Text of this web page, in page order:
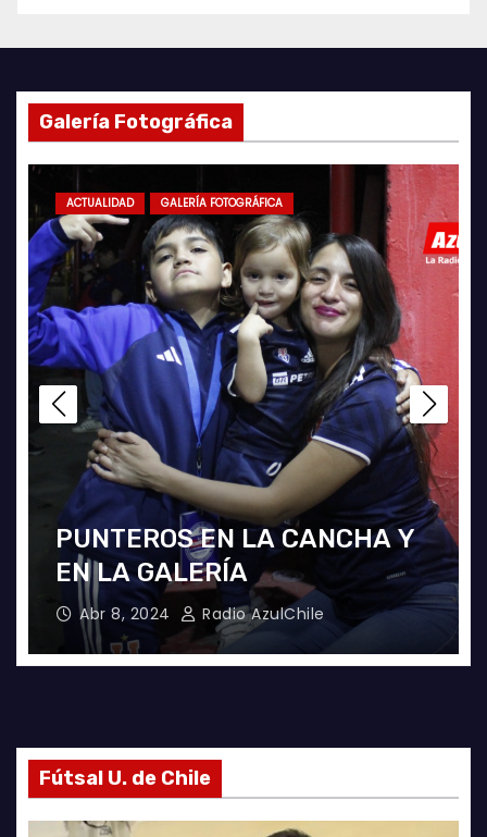
Galería Fotográfica
ACTUALIDAD GALERÍA FOTOGRÁFICA
LA U FEMENINA LO GANA EN
LA PINTANA!
Abr 2, 2024 Radio AzulChile
Fútsal U. de Chile